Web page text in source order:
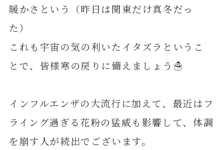
暖かさという（昨日は関東だけ真冬だっ
た）
これも宇宙の気の利いたイタズラというこ
とで、皆様寒の戻りに備えましょう☃️
インフルエンザの大流行に加えて、最近はフ
ライング過ぎる花粉の猛威も影響して、体調
を崩す人が続出でございます。